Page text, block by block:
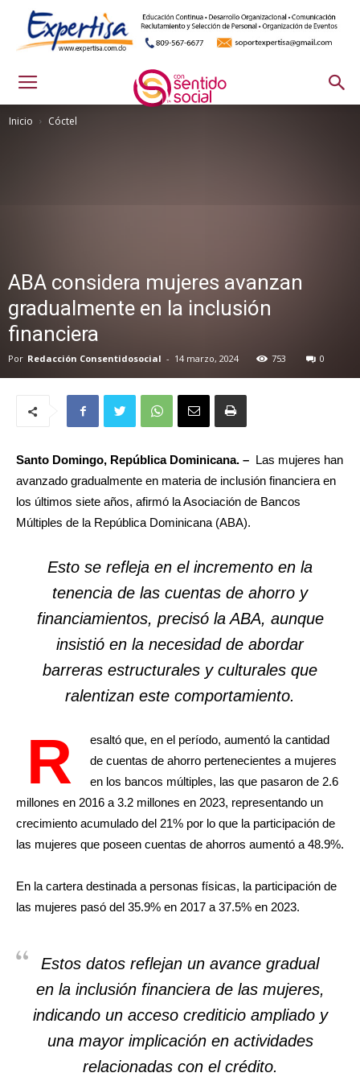
Inicio Cóctel
ABA considera mujeres avanzan
gradualmente en la inclusión
financiera
Por Redacción Consentidosocial - 14 marzo, 2024 753 0
Santo Domingo, República Dominicana. – Las mujeres han
avanzado gradualmente en materia de inclusión financiera en
los últimos siete años, afirmó la Asociación de Bancos
Múltiples de la República Dominicana (ABA).
Esto se refleja en el incremento en la
tenencia de las cuentas de ahorro y
financiamientos, precisó la ABA, aunque
insistió en la necesidad de abordar
barreras estructurales y culturales que
ralentizan este comportamiento.
R
esaltó que, en el período, aumentó la cantidad
de cuentas de ahorro pertenecientes a mujeres
en los bancos múltiples, las que pasaron de 2.6
millones en 2016 a 3.2 millones en 2023, representando un
crecimiento acumulado del 21% por lo que la participación de
las mujeres que poseen cuentas de ahorros aumentó a 48.9%.
En la cartera destinada a personas físicas, la participación de
las mujeres pasó del 35.9% en 2017 a 37.5% en 2023.
Estos datos reflejan un avance gradual
en la inclusión financiera de las mujeres,
indicando un acceso crediticio ampliado y
una mayor implicación en actividades
relacionadas con el crédito.